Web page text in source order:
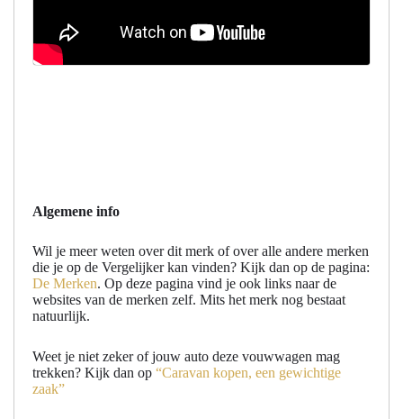
Algemene info
Wil je meer weten over dit merk of over alle andere merken
die je op de Vergelijker kan vinden? Kijk dan op de pagina:
De Merken. Op deze pagina vind je ook links naar de
websites van de merken zelf. Mits het merk nog bestaat
natuurlijk.
Weet je niet zeker of jouw auto deze vouwwagen mag
trekken? Kijk dan op “Caravan kopen, een gewichtige
zaak”